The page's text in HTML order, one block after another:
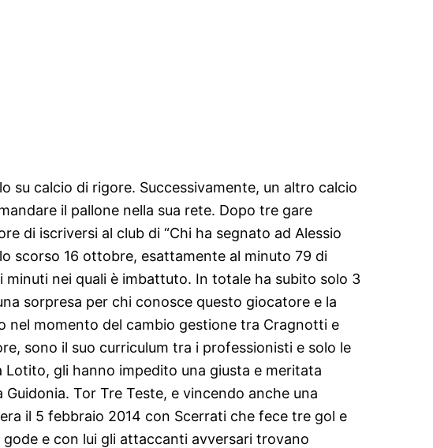
su calcio di rigore. Successivamente, un altro calcio
il pallone nella sua rete. Dopo tre gare
di iscriversi al club di “Chi ha segnato ad Alessio
scorso 16 ottobre, esattamente al minuto 79 di
minuti nei quali è imbattuto. In totale ha subito solo 3
sorpresa per chi conosce questo giocatore e la
nel momento del cambio gestione tra Cragnotti e
sono il suo curriculum tra i professionisti e solo le
gli hanno impedito una giusta e meritata
Tor Tre Teste, e vincendo anche una
il 5 febbraio 2014 con Scerrati che fece tre gol e
e con lui gli attaccanti avversari trovano